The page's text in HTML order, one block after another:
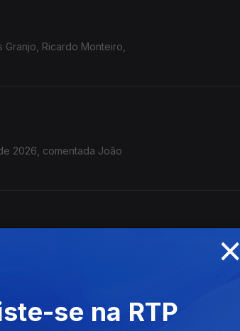
Ricardo Monteiro,
2026, comentada João
Diogo Martins.
×
se na RTP